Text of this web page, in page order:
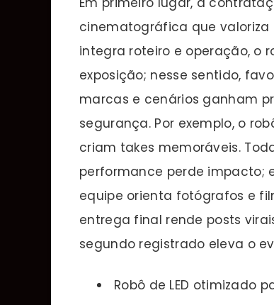
cinematográfica que valoriza
integra roteiro e operação, o
exposição; nesse sentido,
marcas e cenários ganham
segurança. Por exemplo, o
criam takes memoráveis.
performance perde impacto;
equipe orienta fotógrafos e
entrega final rende posts
segundo registrado eleva o
Robô de LED otimizado